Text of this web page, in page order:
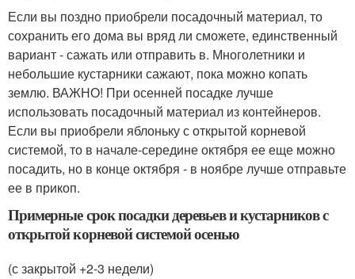
Если вы поздно приобрели посадочный материал, то
сохранить его дома вы вряд ли сможете, единственный
вариант - сажать или отправить в. Многолетники и
небольшие кустарники сажают, пока можно копать
землю. ВАЖНО! При осенней посадке лучше
использовать посадочный материал из контейнеров.
Если вы приобрели яблоньку с открытой корневой
системой, то в начале-середине октября ее еще можно
посадить, но в конце октября - в ноябре лучше отправьте
ее в прикоп.
Примерные срок посадки деревьев и кустарников с
открытой корневой системой осенью
(с закрытой +2-3 недели)